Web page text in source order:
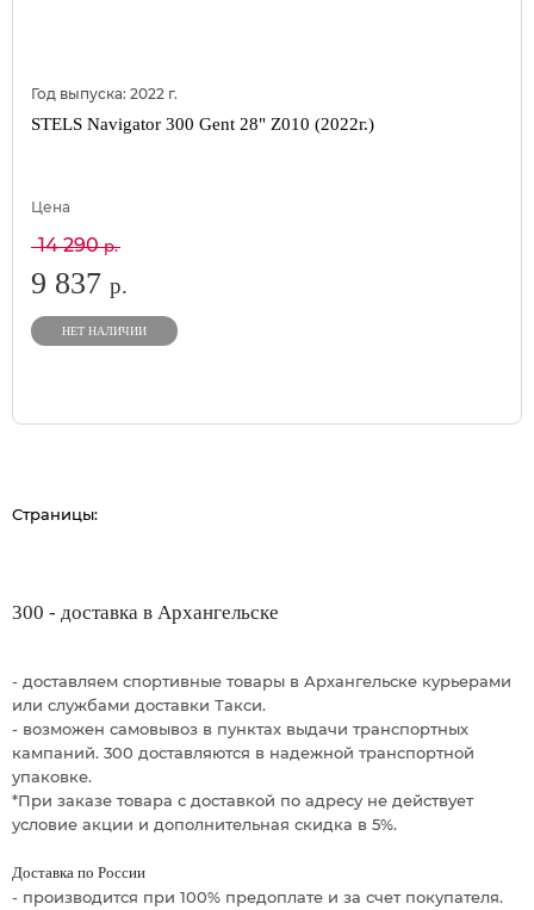
Год выпуска: 2022 г.
STELS Navigator 300 Gent 28" Z010 (2022г.)
Цена
14 290р.
9 837 р.
НЕТ НАЛИЧИИ
Страницы:
300 - доставка в Архангельске
- доставляем спортивные товары в Архангельске курьерами
или службами доставки Такси.
- возможен самовывоз в пунктах выдачи транспортных
кампаний. 300 доставляются в надежной транспортной
упаковке.
*При заказе товара с доставкой по адресу не действует
условие акции и дополнительная скидка в 5%.
Доставка по России
- производится при 100% предоплате и за счет покупателя.